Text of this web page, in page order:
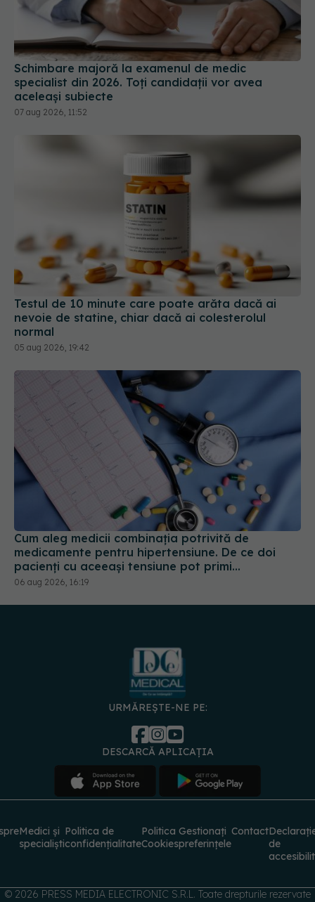
Schimbare majoră la examenul de medic
specialist din 2026. Toți candidații vor avea
aceleași subiecte
07 aug 2026, 11:52
Testul de 10 minute care poate arăta dacă ai
nevoie de statine, chiar dacă ai colesterolul
normal
05 aug 2026, 19:42
Cum aleg medicii combinația potrivită de
medicamente pentru hipertensiune. De ce doi
pacienți cu aceeași tensiune pot primi
tratamente diferite
06 aug 2026, 16:19
URMĂREȘTE-NE PE:
DESCARCĂ APLICAȚIA
specialiști
Politica de
confidențialitateCookies
Gestionați
preferințele
Contact
de
© 2026 PRESS MEDIA ELECTRONIC S.R.L. Toate drepturile rezervate